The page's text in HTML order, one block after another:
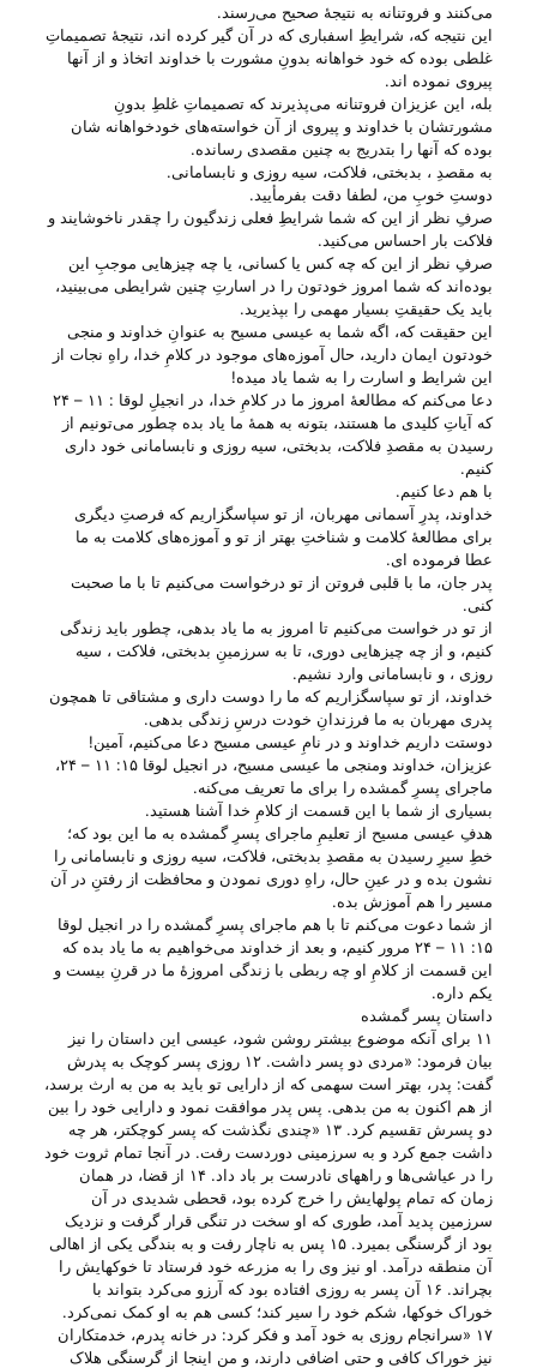
می‌‌کنند و فروتنانه به نتیجهٔ صحیح می‌‌رسند.
این نتیجه که، شرایطِ اسفباری که در آن گیر کرده ا‌ند، نتیجهٔ تصمیماتِ
غلطی بوده که خود خواهانه بدونِ مشورت با خداوند اتخاذ و از آنها
پیروی نموده ا‌ند.
بله، این عزیزان فروتنانه می‌‌پذیرند که تصمیماتِ غلطِ بدونِ
مشورتشان با خداوند و پیروی از آن خواسته‌های خودخواهانه ‌شان
بوده که آنها را بتدریج به چنین مقصدی رسانده.
به مقصدِ ، بدبختی، فلاکت، سیه روزی و نابسامانی.
دوستِ خوبِ من، لطفا دقت بفرمأیید.
صرفِ نظر از این که شما شرایطِ فعلی زندگیون را چقدر ناخوشایند و
فلاکت بار احساس می‌‌کنید.
صرفِ نظر از این که چه کس یا کسانی، یا چه چیزهایی موجبِ این
بوده‌اند که شما امروز خودتون را در اسارتِ چنین شرایطی می‌‌بینید،
باید یک حقیقتِ بسیار مهمی را بپذیرید.
این حقیقت که، اگه شما به عیسی مسیح به عنوانِ خداوند و منجی
خودتون ایمان دارید، حال آموزه‌های موجود در کلامِ خدا، راهِ نجات از
این شرایط و اسارت را به شما یاد میده!
دعا می‌‌کنم که مطالعهٔ امروز ما در کلامِ خدا، در انجیلِ لوقا : ۱۱ – ۲۴
که آیاتِ کلیدی ما هستند، بتونه به همهٔ ما یاد بده چطور می‌‌تونیم از
رسیدن به مقصدِ فلاکت، بدبختی، سیه روزی و نابسامانی خود داری
کنیم.
با هم دعا کنیم.
خداوند، پدرِ آسمانی مهربان، از تو سپاسگزاریم که فرصتِ دیگری
برای مطالعهٔ کلامت و شناختِ بهتر از تو و آموزه‌های کلامت به ما
عطا فرموده ای.
پدر جان، ما با قلبی فروتن از تو درخواست می‌‌کنیم تا با ما صحبت
کنی.
از تو در خواست می‌‌کنیم تا امروز به ما یاد بدهی، چطور باید زندگی
کنیم، و از چه چیزهایی دوری، تا به سرزمینِ بدبختی، فلاکت ، سیه
روزی ، و نابسامانی وارد نشیم.
خداوند، از تو سپاسگزاریم که ما را دوست داری و مشتاقی تا همچون
پدری مهربان به ما فرزندانِ خودت درسِ زندگی بدهی.
دوستت داریم خداوند و در نامِ عیسی مسیح دعا می‌‌کنیم، آمین!
عزیزان، خداوند ومنجی ما عیسی مسیح، در انجیل لوقا ۱۵: ۱۱ – ۲۴،
ماجرای پسرِ گمشده را برای ما تعریف می‌‌کنه.
بسیاری از شما با این قسمت از کلامِ خدا آشنا هستید.
هدفِ عیسی مسیح از تعلیمِ ماجرای پسرِ گمشده به ما این بود که؛
خطِ سیرِ رسیدن به مقصدِ بدبختی، فلاکت، سیه روزی و نابسامانی را
نشون بده و در عینِ حال، راهِ دوری نمودن و محافظت از رفتنِ در آن
مسیر را هم آموزش بده.
از شما دعوت می‌‌کنم تا با هم ماجرای پسرِ گمشده را در انجیل لوقا
۱۵: ۱۱ – ۲۴ مرور کنیم، و بعد از خداوند می‌‌خواهیم به ما یاد بده که
این قسمت از کلامِ او چه ربطی با زندگی امروزهٔ ما در قرنِ بیست و
یکم داره.
داستان پسر گمشده
۱۱ برای آنکه موضوع بیشتر روشن شود، عیسی این داستان را نیز
بیان فرمود: «مردی دو پسر داشت. ۱۲ روزی پسر کوچک به پدرش
گفت: پدر، بهتر است سهمی که از دارایی تو باید به من به ارث برسد،
از هم اکنون به من بدهی. پس پدر موافقت نمود و دارایی خود را بین
دو پسرش تقسیم کرد. ۱۳ «چندی نگذشت که پسر کوچکتر، هر چه
داشت جمع کرد و به سرزمینی دوردست رفت. در آنجا تمام ثروت خود
را در عیاشی‌ها و راههای نادرست بر باد داد. ۱۴ از قضا، در همان
زمان که تمام پولهایش را خرج کرده بود، قحطی شدیدی در آن
سرزمین پدید آمد، طوری که او سخت در تنگی قرار گرفت و نزدیک
بود از گرسنگی بمیرد. ۱۵ پس به ناچار رفت و به بندگی یکی از اهالی
آن منطقه درآمد. او نیز وی را به مزرعه خود فرستاد تا خوکهایش را
بچراند. ۱۶ آن پسر به روزی افتاده بود که آرزو می‌کرد بتواند با
خوراک خوکها، شکم خود را سیر کند؛ کسی هم به او کمک نمی‌کرد.
۱۷ «سرانجام روزی به خود آمد و فکر کرد: در خانه پدرم، خدمتکاران
نیز خوراک کافی و حتی اضافی دارند، و من اینجا از گرسنگی هلاک